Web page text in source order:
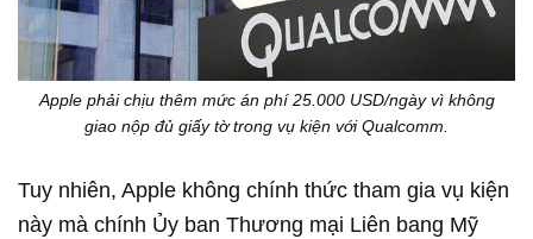
Apple phải chịu thêm mức án phí 25.000 USD/ngày vì không
giao nộp đủ giấy tờ trong vụ kiện với Qualcomm.
Tuy nhiên, Apple không chính thức tham gia vụ kiện
này mà chính Ủy ban Thương mại Liên bang Mỹ